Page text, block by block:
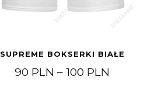
SUPREME BOKSERKI BIAŁE
90 PLN – 100 PLN Zakres